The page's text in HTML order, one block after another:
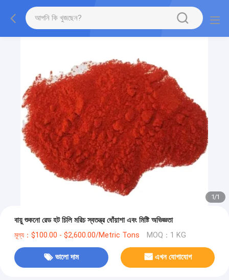
1/1
বায়ু শুকনো রেড হট চিলি মরিচ স্বতন্ত্র ধোঁয়াশা এবং মিষ্টি অভিজ্ঞতা
মূল্য：$100.00 - $2,600.00/Metric Tons MOQ：1 KG
ভালো দাম এখন যোগাযোগ